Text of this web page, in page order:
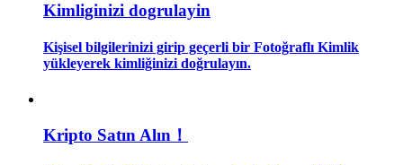
Kimliginizi dogrulayin
Kişisel bilgilerinizi girip geçerli bir Fotoğraflı Kimlik
yükleyerek kimliğinizi doğrulayın.
Kripto Satın Alın！